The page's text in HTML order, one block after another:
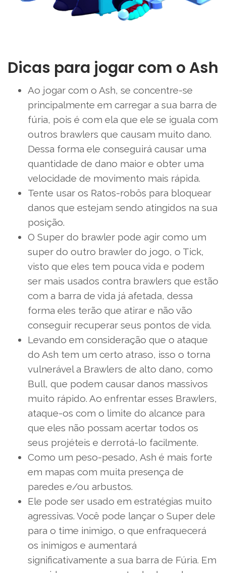
Dicas para jogar com o Ash
Ao jogar com o Ash, se concentre-se
principalmente em carregar a sua barra de
fúria, pois é com ela que ele se iguala com
outros brawlers que causam muito dano.
Dessa forma ele conseguirá causar uma
quantidade de dano maior e obter uma
velocidade de movimento mais rápida.
Tente usar os Ratos-robôs para bloquear
danos que estejam sendo atingidos na sua
posição.
O Super do brawler pode agir como um
super do outro brawler do jogo, o Tick,
visto que eles tem pouca vida e podem
ser mais usados contra brawlers que estão
com a barra de vida já afetada, dessa
forma eles terão que atirar e não vão
conseguir recuperar seus pontos de vida.
Levando em consideração que o ataque
do Ash tem um certo atraso, isso o torna
vulnerável a Brawlers de alto dano, como
Bull, que podem causar danos massivos
muito rápido. Ao enfrentar esses Brawlers,
ataque-os com o limite do alcance para
que eles não possam acertar todos os
seus projéteis e derrotá-lo facilmente.
Como um peso-pesado, Ash é mais forte
em mapas com muita presença de
paredes e/ou arbustos.
Ele pode ser usado em estratégias muito
agressivas. Você pode lançar o Super dele
para o time inimigo, o que enfraquecerá
os inimigos e aumentará
significativamente a sua barra de Fúria. Em